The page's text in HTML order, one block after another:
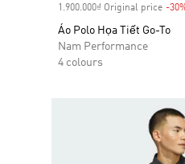
1.900.000₫ Original price -
Áo Polo Họa Tiết Go-To
Nam Performance
4 colours